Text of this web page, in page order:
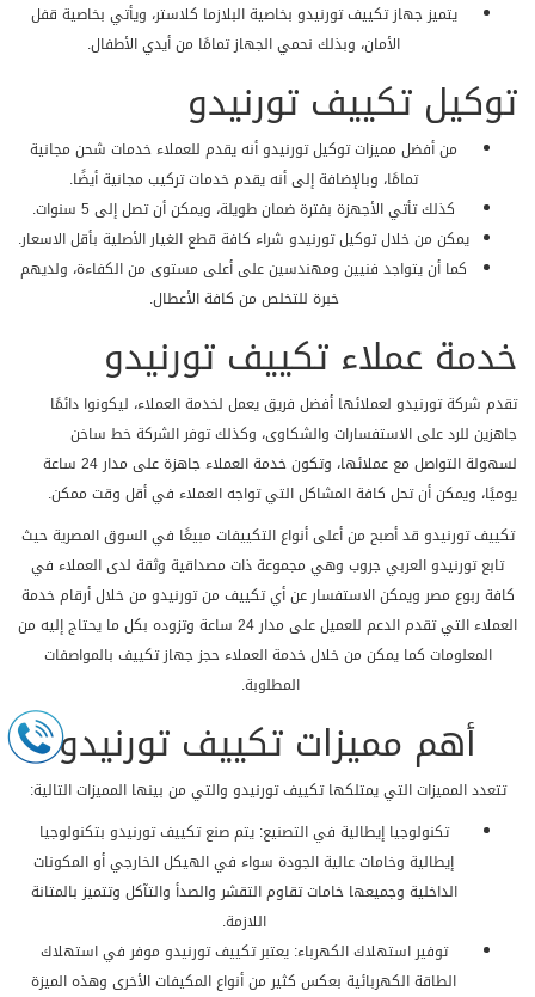
يتميز جهاز تكييف تورنيدو بخاصية البلازما كلاستر، ويأتي بخاصية قفل
الأمان، وبذلك نحمي الجهاز تمامًا من أيدي الأطفال.
توكيل تكييف تورنيدو
من أفضل مميزات توكيل تورنيدو أنه يقدم للعملاء خدمات شحن مجانية
تمامًا، وبالإضافة إلى أنه يقدم خدمات تركيب مجانية أيضًا.
كذلك تأتي الأجهزة بفترة ضمان طويلة، ويمكن أن تصل إلى 5 سنوات.
يمكن من خلال توكيل تورنيدو شراء كافة قطع الغيار الأصلية بأقل الاسعار.
كما أن يتواجد فنيين ومهندسين على أعلى مستوى من الكفاءة، ولديهم
خبرة للتخلص من كافة الأعطال.
خدمة عملاء تكييف تورنيدو
تقدم شركة تورنيدو لعملائها أفضل فريق يعمل لخدمة العملاء، ليكونوا دائمًا
جاهزين للرد على الاستفسارات والشكاوى، وكذلك توفر الشركة خط ساخن
لسهولة التواصل مع عملائها، وتكون خدمة العملاء جاهزة على مدار 24 ساعة
يوميًا، ويمكن أن تحل كافة المشاكل التي تواجه العملاء في أقل وقت ممكن.
تكييف تورنيدو قد أصبح من أعلى أنواع التكييفات مبيعًا في السوق المصرية حيث
تابع تورنيدو العربي جروب وهي مجموعة ذات مصداقية وثقة لدى العملاء في
كافة ربوع مصر ويمكن الاستفسار عن أي تكييف من تورنيدو من خلال أرقام خدمة
العملاء التي تقدم الدعم للعميل على مدار 24 ساعة وتزوده بكل ما يحتاج إليه من
المعلومات كما يمكن من خلال خدمة العملاء حجز جهاز تكييف بالمواصفات
المطلوبة.
أهم مميزات تكييف تورنيدو
تتعدد المميزات التي يمتلكها تكييف تورنيدو والتي من بينها المميزات التالية:
تكنولوجيا إيطالية في التصنيع: يتم صنع تكييف تورنيدو بتكنولوجيا
إيطالية وخامات عالية الجودة سواء في الهيكل الخارجي أو المكونات
الداخلية وجميعها خامات تقاوم التقشر والصدأ والتآكل وتتميز بالمتانة
اللازمة.
توفير استهلاك الكهرباء: يعتبر تكييف تورنيدو موفر في استهلاك
الطاقة الكهربائية بعكس كثير من أنواع المكيفات الأخرى وهذه الميزة